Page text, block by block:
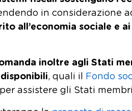
in considerazione
all’economia sociale e
inoltre agli Stati
, quali il Fondo
assistere gli Stati